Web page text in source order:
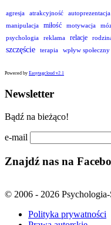
agresja atrakcyjność autoprezentacja
manipulacja
miłość motywacja
psychologia
reklama relacje
szczęście terapia wpływ społeczny
Powered by Easytagcloud v2.1
Newsletter
Bądź na bieżąco!
e-mail
Znajdź nas na
© 2006 - 2026
Polityka prywatności